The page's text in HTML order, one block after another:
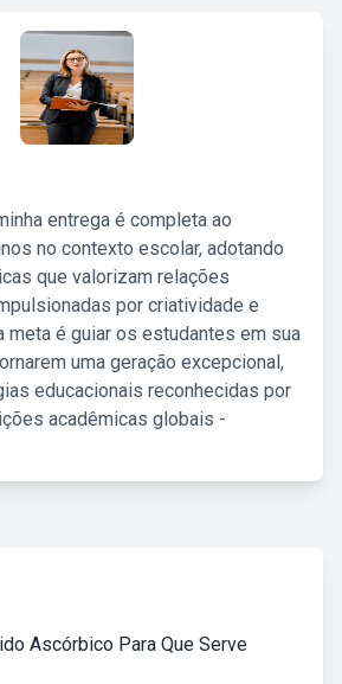
entrega é completa ao
no contexto escolar, adotando
que valorizam relações
por criatividade e
meta é guiar os estudantes em sua
uma geração excepcional,
educacionais reconhecidas por
acadêmicas globais -
Ascórbico Para Que Serve